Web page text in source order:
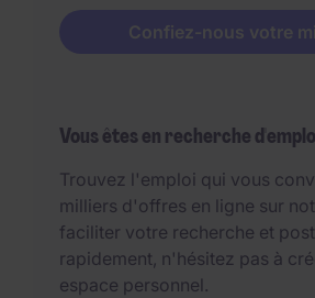
Confiez-nous votre
Vous êtes en recherche
Trouvez l'emploi qui vous
milliers d'offres en ligne sur
faciliter votre recherche et
rapidement, n'hésitez pas à
espace personnel.